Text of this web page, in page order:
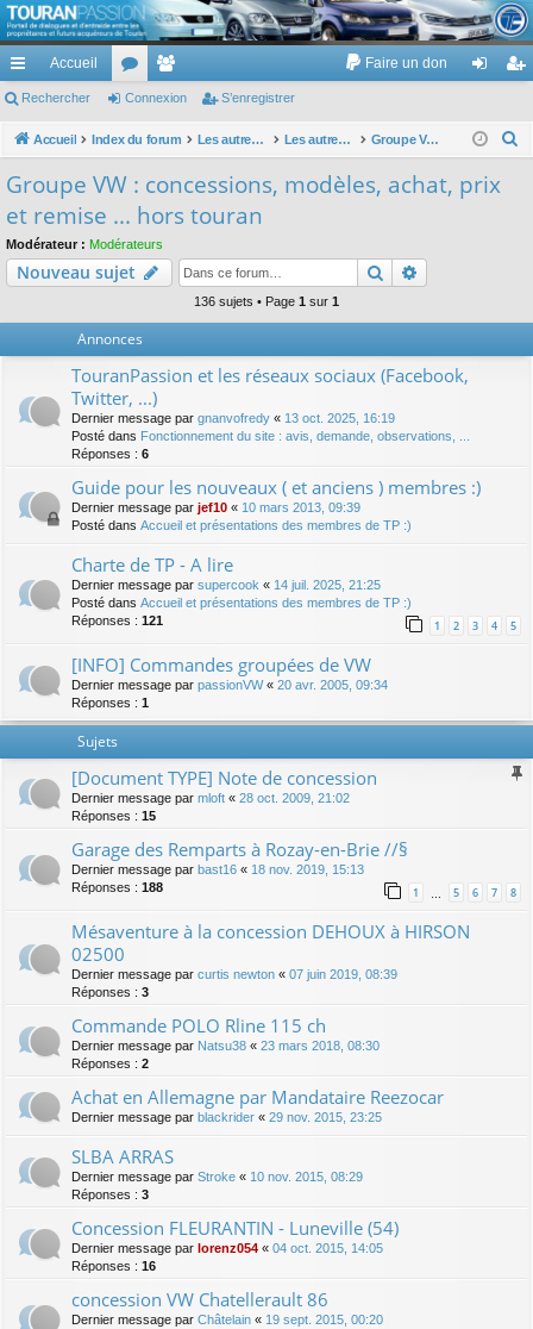
TouranPassion
Le forum des propriétaires ou futurs acquéreurs du Volkswagen Touran
cc
ès
de
Accueil
or
u
e
m
Faire un don
ne nr
Rechercher Connexion S’enregistrer
Accueil Index du forum Les autres voitures et ce qui touche à la voiture Les autres modèles du groupe VW Groupe VW : concessions, modèles, achat, prix et remise ... hors touran
h
Groupe VW : concessions, modèles, achat, prix
et remise ... hors touran
Modérateur : Modérateurs
Nouveau sujet Rechercher
136 sujets • Page 1 sur 1
Annonces
TouranPassion et les réseaux sociaux (Facebook,
Twitter, ...)
Dernier message par gnanvofredy « 13 oct. 2025, 16:19
Posté dans Fonctionnement du site : avis, demande, observations, ...
Réponses : 6
Guide pour les nouveaux ( et anciens ) membres :)
Dernier message par jef10 « 10 mars 2013, 09:39
Posté dans Accueil et présentations des membres de TP :)
Charte de TP - A lire
Dernier message par supercook « 14 juil. 2025, 21:25
Posté dans Accueil et présentations des membres de TP :)
Réponses : 121 1 2 3 4 5
[INFO] Commandes groupées de VW
Dernier message par passionVW« 20 avr. 2005, 09:34
Réponses : 1
Sujets
[Document TYPE] Note de concession
Dernier message par mloft « 28 oct. 2009, 21:02
Réponses : 15
Garage des Remparts à Rozay-en-Brie //§
Dernier message par bast16 « 18 nov. 2019, 15:13
Réponses : 188 1 … 5 6 7 8
Mésaventure à la concession DEHOUX à HIRSON
02500
Dernier message par curtis newton « 07 juin 2019, 08:39
Réponses : 3
Commande POLO Rline 115 ch
Dernier message par Natsu38 « 23 mars 2018, 08:30
Réponses : 2
Achat en Allemagne par Mandataire Reezocar
Dernier message par blackrider « 29 nov. 2015, 23:25
SLBA ARRAS
Dernier message par Stroke « 10 nov. 2015, 08:29
Réponses : 3
Concession FLEURANTIN - Luneville (54)
Dernier message par lorenz054 « 04 oct. 2015, 14:05
Réponses : 16
concession VW Chatellerault 86
Dernier message par Châtelain « 19 sept. 2015, 00:20